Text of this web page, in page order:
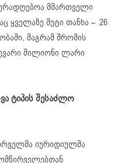
მმართველი
ყველაზე მეტი თანხა – 26
მაგრამ შრომის
მილიონი ლარი
ტიპის შესაძლო
იურიდიულმა